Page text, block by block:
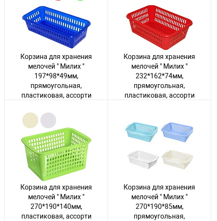
Корзина для хранения
мелочей " Милих "
197*98*49мм,
прямоугольная,
пластиковая, ассорти
выбора цвета)
Авторизуйтесь, чтобы
увидеть цену
24 товара
Корзина для хранения
мелочей " Милих "
232*162*74мм,
прямоугольная,
пластиковая, ассорти
Авторизуйтесь, чтобы
увидеть цену
42 товара
Корзина для хранения
мелочей " Милих "
270*190*140мм,
пластиковая, ассорти
Корзина для хранения
мелочей " Милих "
270*190*85мм,
прямоугольная,